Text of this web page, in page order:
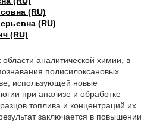
(RU)
(RU)
(RU)
области аналитической химии, в
полисилоксановых
использующей новые
при анализе и обработке
топлива и концентраций их
заключается в повышении